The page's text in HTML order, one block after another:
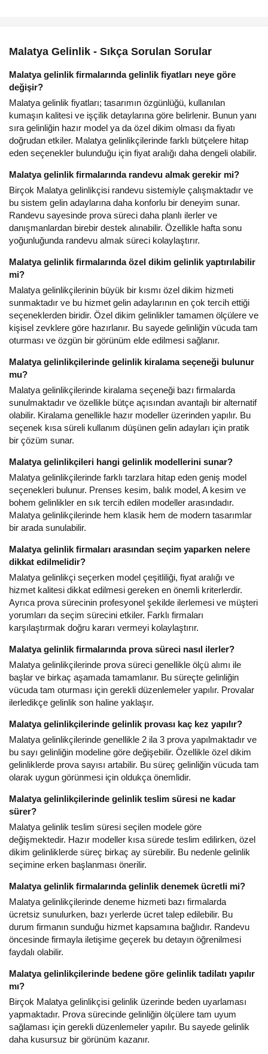
Malatya Gelinlik - Sıkça Sorulan Sorular
Malatya gelinlik firmalarında gelinlik fiyatları neye göre
değişir?
Malatya gelinlik fiyatları; tasarımın özgünlüğü, kullanılan
kumaşın kalitesi ve işçilik detaylarına göre belirlenir. Bunun yanı
sıra gelinliğin hazır model ya da özel dikim olması da fiyatı
doğrudan etkiler. Malatya gelinlikçilerinde farklı bütçelere hitap
eden seçenekler bulunduğu için fiyat aralığı daha dengeli olabilir.
Malatya gelinlik firmalarında randevu almak gerekir mi?
Birçok Malatya gelinlikçisi randevu sistemiyle çalışmaktadır ve
bu sistem gelin adaylarına daha konforlu bir deneyim sunar.
Randevu sayesinde prova süreci daha planlı ilerler ve
danışmanlardan birebir destek alınabilir. Özellikle hafta sonu
yoğunluğunda randevu almak süreci kolaylaştırır.
Malatya gelinlik firmalarında özel dikim gelinlik yaptırılabilir
mi?
Malatya gelinlikçilerinin büyük bir kısmı özel dikim hizmeti
sunmaktadır ve bu hizmet gelin adaylarının en çok tercih ettiği
seçeneklerden biridir. Özel dikim gelinlikler tamamen ölçülere ve
kişisel zevklere göre hazırlanır. Bu sayede gelinliğin vücuda tam
oturması ve özgün bir görünüm elde edilmesi sağlanır.
Malatya gelinlikçilerinde gelinlik kiralama seçeneği bulunur
mu?
Malatya gelinlikçilerinde kiralama seçeneği bazı firmalarda
sunulmaktadır ve özellikle bütçe açısından avantajlı bir alternatif
olabilir. Kiralama genellikle hazır modeller üzerinden yapılır. Bu
seçenek kısa süreli kullanım düşünen gelin adayları için pratik
bir çözüm sunar.
Malatya gelinlikçileri hangi gelinlik modellerini sunar?
Malatya gelinlikçilerinde farklı tarzlara hitap eden geniş model
seçenekleri bulunur. Prenses kesim, balık model, A kesim ve
bohem gelinlikler en sık tercih edilen modeller arasındadır.
Malatya gelinlikçilerinde hem klasik hem de modern tasarımlar
bir arada sunulabilir.
Malatya gelinlik firmaları arasından seçim yaparken nelere
dikkat edilmelidir?
Malatya gelinlikçi seçerken model çeşitliliği, fiyat aralığı ve
hizmet kalitesi dikkat edilmesi gereken en önemli kriterlerdir.
Ayrıca prova sürecinin profesyonel şekilde ilerlemesi ve müşteri
yorumları da seçim sürecini etkiler. Farklı firmaları
karşılaştırmak doğru kararı vermeyi kolaylaştırır.
Malatya gelinlik firmalarında prova süreci nasıl ilerler?
Malatya gelinlikçilerinde prova süreci genellikle ölçü alımı ile
başlar ve birkaç aşamada tamamlanır. Bu süreçte gelinliğin
vücuda tam oturması için gerekli düzenlemeler yapılır. Provalar
ilerledikçe gelinlik son haline yaklaşır.
Malatya gelinlikçilerinde gelinlik provası kaç kez yapılır?
Malatya gelinlikçilerinde genellikle 2 ila 3 prova yapılmaktadır ve
bu sayı gelinliğin modeline göre değişebilir. Özellikle özel dikim
gelinliklerde prova sayısı artabilir. Bu süreç gelinliğin vücuda tam
olarak uygun görünmesi için oldukça önemlidir.
Malatya gelinlikçilerinde gelinlik teslim süresi ne kadar
sürer?
Malatya gelinlik teslim süresi seçilen modele göre
değişmektedir. Hazır modeller kısa sürede teslim edilirken, özel
dikim gelinliklerde süreç birkaç ay sürebilir. Bu nedenle gelinlik
seçimine erken başlanması önerilir.
Malatya gelinlik firmalarında gelinlik denemek ücretli mi?
Malatya gelinlikçilerinde deneme hizmeti bazı firmalarda
ücretsiz sunulurken, bazı yerlerde ücret talep edilebilir. Bu
durum firmanın sunduğu hizmet kapsamına bağlıdır. Randevu
öncesinde firmayla iletişime geçerek bu detayın öğrenilmesi
faydalı olabilir.
Malatya gelinlikçilerinde bedene göre gelinlik tadilatı yapılır
mı?
Birçok Malatya gelinlikçisi gelinlik üzerinde beden uyarlaması
yapmaktadır. Prova sürecinde gelinliğin ölçülere tam uyum
sağlaması için gerekli düzenlemeler yapılır. Bu sayede gelinlik
daha kusursuz bir görünüm kazanır.